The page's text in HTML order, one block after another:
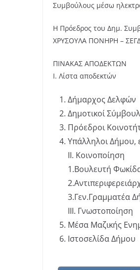
Συμβούλους μέσω
Η Πρόεδρος του Δημ.
ΧΡΥΣΟΥΛΑ ΠΟΝΗΡΗ –
ΠΙΝΑΚΑΣ ΑΠΟΔΕΚΤΩΝ
Ι. Λίστα αποδεκτών
Δήμαρχος Δελφών
Δημοτικοί
Πρόεδροι
Υπάλληλοι Δήμου,
ΙΙ. Κοινοποίηση
1.Βουλευτή
3.Γεν.Γραμματέα
ΙΙΙ. Γνωστοποίηση
Μέσα Μαζικής
Ιστοσελίδα Δήμου